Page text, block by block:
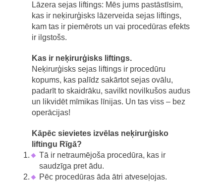
Lāzera sejas liftings: Mēs jums pastāstīsim,
kas ir neķirurģisks lāzerveida sejas liftings,
kam tas ir piemērots un vai procedūras efekts
ir ilgstošs.
Kas ir neķirurģisks liftings.
Neķirurģisks sejas liftings ir procedūru
kopums, kas palīdz sakārtot sejas ovālu,
padarīt to skaidrāku, savilkt novilkušos audus
un likvidēt mīmikas līnijas. Un tas viss – bez
operācijas!
Kāpēc sievietes izvēlas neķirurģisko
liftingu Rīgā?
Tā ir netraumējoša procedūra, kas ir
saudzīga pret ādu.
Pēc procedūras āda ātri atveseļojas.